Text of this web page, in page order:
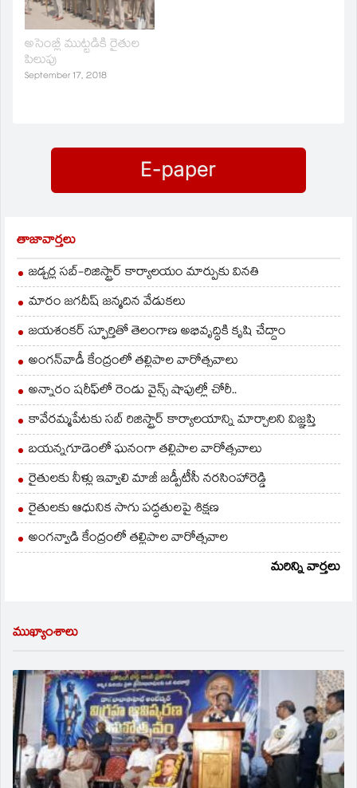
అసెంబ్లీ ముట్టడికి రైతుల
పిలుపు
September 17, 2018
తాజావార్తలు
జడ్చర్ల సబ్-రిజిస్ట్రార్ కార్యాలయం మార్పుకు వినతి
మారం జగదీష్ జన్మదిన వేడుకలు
జయశంకర్ స్ఫూర్తితో తెలంగాణ అభివృద్ధికి కృషి చేద్దాం
అంగన్‌వాడీ కేంద్రంలో తల్లిపాల వారోత్సవాలు
అన్నారం షరీఫ్‌లో రెండు వైన్స్ షాపుల్లో చోరీ..
కావేరమ్మపేటకు సబ్ రిజిస్ట్రార్ కార్యాలయాన్ని మార్చాలని విజ్ఞప్తి
బయన్నగూడెంలో ఘనంగా తల్లిపాల వారోత్సవాలు
రైతులకు నీళ్లు ఇవ్వాలి మాజీ జడ్పీటీసీ నరసింహారెడ్డి
రైతులకు ఆధునిక సాగు పద్ధతులపై శిక్షణ
అంగన్వాడి కేంద్రంలో తల్లిపాల వారోత్సవాల
మరిన్ని వార్తలు
ముఖ్యాంశాలు